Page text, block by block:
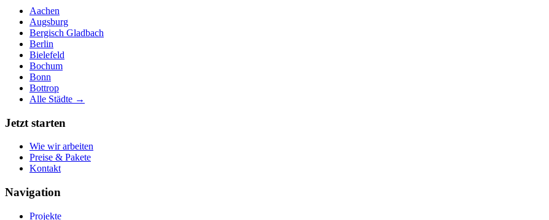
Aachen
Augsburg
Bergisch Gladbach
Berlin
Bielefeld
Bochum
Bonn
Bottrop
Alle Städte →
Jetzt starten
Wie wir arbeiten
Preise & Pakete
Kontakt
Navigation
Projekte